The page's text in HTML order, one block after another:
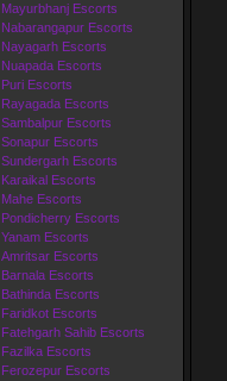
Mayurbhanj Escorts
Nabarangapur Escorts
Nayagarh Escorts
Nuapada Escorts
Puri Escorts
Rayagada Escorts
Sambalpur Escorts
Sonapur Escorts
Sundergarh Escorts
Karaikal Escorts
Mahe Escorts
Pondicherry Escorts
Yanam Escorts
Amritsar Escorts
Barnala Escorts
Bathinda Escorts
Faridkot Escorts
Fatehgarh Sahib Escorts
Fazilka Escorts
Ferozepur Escorts